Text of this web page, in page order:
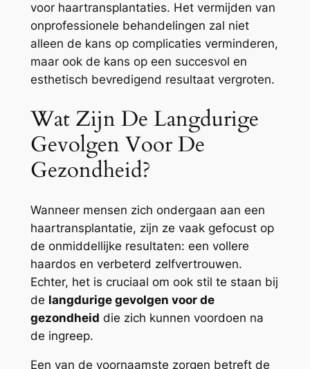
voor haartransplantaties. Het vermijden van
onprofessionele behandelingen zal niet
alleen de kans op complicaties verminderen,
maar ook de kans op een succesvol en
esthetisch bevredigend resultaat vergroten.
Wat Zijn De Langdurige
Gevolgen Voor De
Gezondheid?
Wanneer mensen zich ondergaan aan een
haartransplantatie, zijn ze vaak gefocust op
de onmiddellijke resultaten: een vollere
haardos en verbeterd zelfvertrouwen.
Echter, het is cruciaal om ook stil te staan bij
de langdurige gevolgen voor de
gezondheid die zich kunnen voordoen na
de ingreep.
Een van de voornaamste zorgen betreft de